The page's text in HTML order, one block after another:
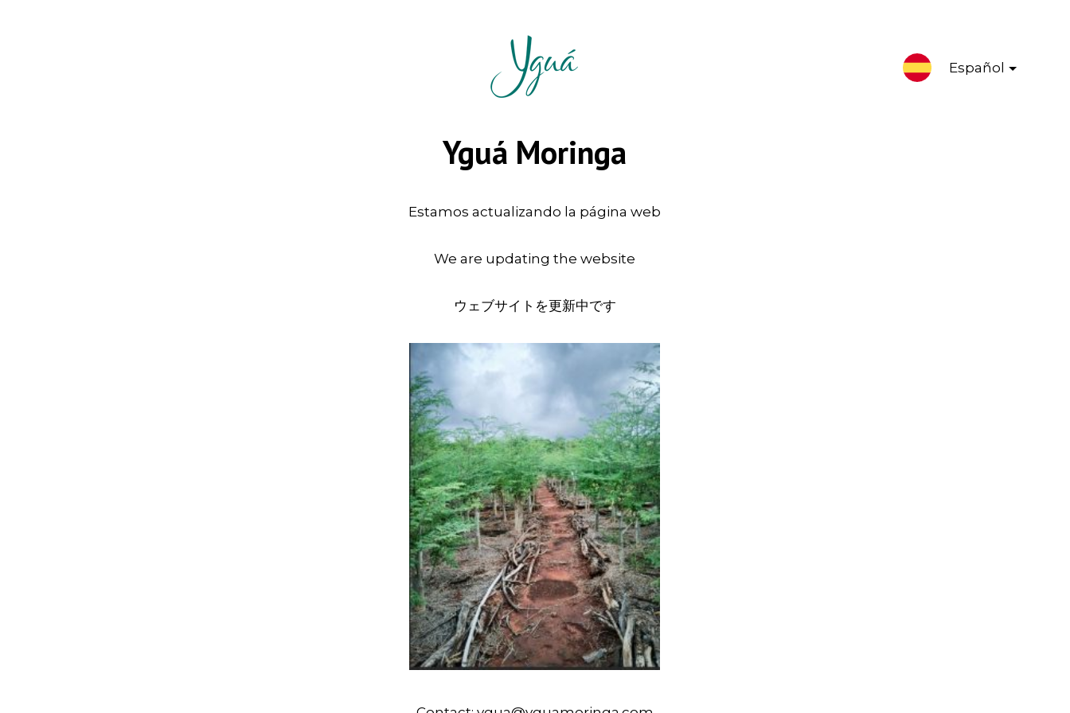
Español
Yguá Moringa
Estamos actualizando la página web
We are updating the website
ウェブサイトを更新中です